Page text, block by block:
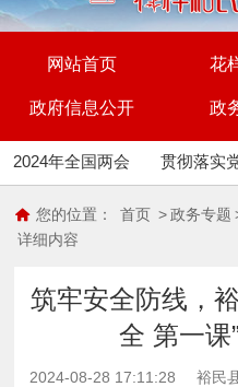
网站首页 花
政府信息公开 政
2024年全国两会 贯彻落实
您的位置： 首页 > 政务专题
详细内容
筑牢安全防线，
全 第一课
2024-08-28 17:11:28 裕民